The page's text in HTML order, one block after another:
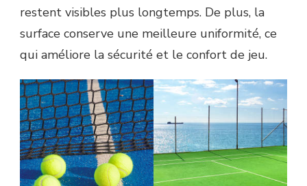
restent visibles plus longtemps. De plus, la
surface conserve une meilleure uniformité, ce
qui améliore la sécurité et le confort de jeu.